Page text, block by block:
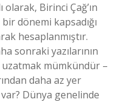
Birinci Çağ’ın
dönemi kapsadığı
hesaplanmıştır.
sonraki yazılarının
mümkündür –
daha az yer
Dünya genelinde